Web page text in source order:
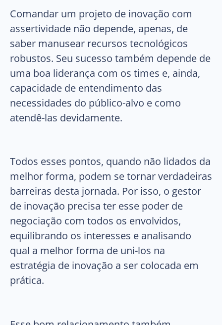
Comandar um projeto de inovação com
assertividade não depende, apenas, de
saber manusear recursos tecnológicos
robustos. Seu sucesso também depende de
uma boa liderança com os times e, ainda,
capacidade de entendimento das
necessidades do público-alvo e como
atendê-las devidamente.
Todos esses pontos, quando não lidados da
melhor forma, podem se tornar verdadeiras
barreiras desta jornada. Por isso, o gestor
de inovação precisa ter esse poder de
negociação com todos os envolvidos,
equilibrando os interesses e analisando
qual a melhor forma de uni-los na
estratégia de inovação a ser colocada em
prática.